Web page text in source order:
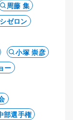
周藤 集
ゼロン
小塚 崇彦
ー
部選手権